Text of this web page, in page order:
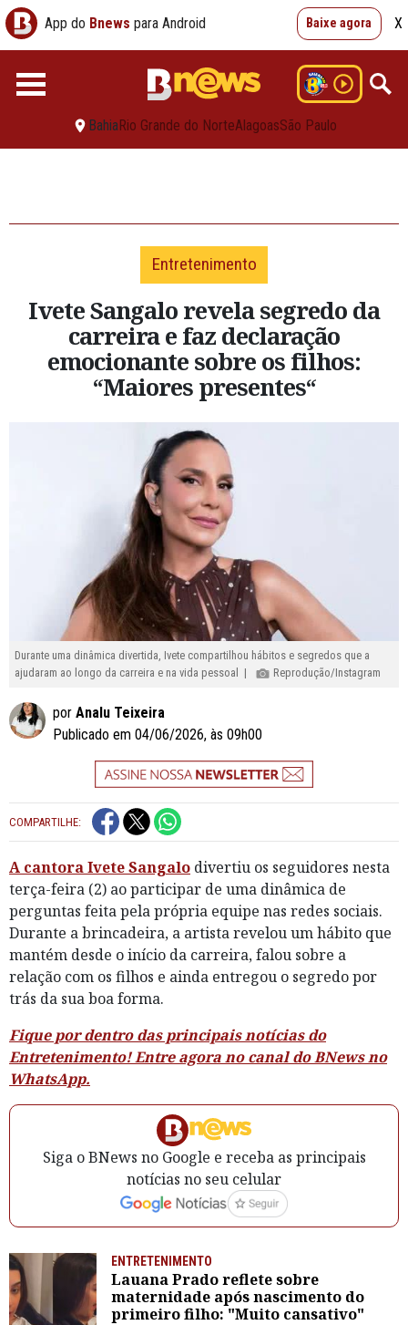
App do Bnews para Android Baixe agora X
BahiaRio Grande do NorteAlagoasSão Paulo
Entretenimento
Ivete Sangalo revela segredo da
carreira e faz declaração
emocionante sobre os filhos:
“Maiores presentes“
Durante uma dinâmica divertida, Ivete compartilhou hábitos e segredos que a
ajudaram ao longo da carreira e na vida pessoal |
Reprodução/Instagram
por Analu Teixeira
Publicado em 04/06/2026, às 09h00
COMPARTILHE:
A cantora Ivete Sangalo divertiu os seguidores nesta
terça-feira (2) ao participar de uma dinâmica de
perguntas feita pela própria equipe nas redes sociais.
Durante a brincadeira, a artista revelou um hábito que
mantém desde o início da carreira, falou sobre a
relação com os filhos e ainda entregou o segredo por
trás da sua boa forma.
Fique por dentro das principais notícias do
Entretenimento! Entre agora no canal do BNews no
WhatsApp.
Siga o BNews no Google e receba as principais
notícias no seu celular
ENTRETENIMENTO
Lauana Prado reflete sobre
maternidade após nascimento do
primeiro filho: "Muito cansativo"